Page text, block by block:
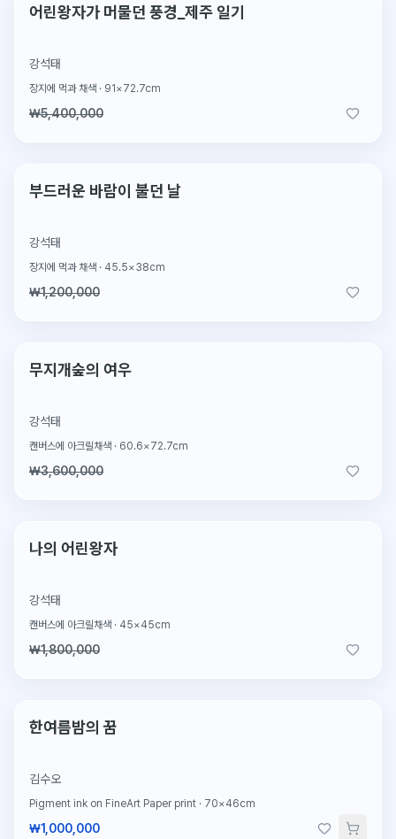
2026.2.4 판매
어린왕자가 머물던 풍경_제주 일기
강석태
장지에 먹과 채색 · 91×72.7cm
₩5,400,000
2026.2.4 판매
부드러운 바람이 불던 날
강석태
장지에 먹과 채색 · 45.5×38cm
₩1,200,000
2026.2.4 판매
무지개숲의 여우
강석태
캔버스에 아크릴채색 · 60.6×72.7cm
₩3,600,000
2026.2.4 판매
나의 어린왕자
강석태
캔버스에 아크릴채색 · 45×45cm
₩1,800,000
한정판
한여름밤의 꿈
김수오
Pigment ink on FineArt Paper print · 70×46cm
₩1,000,000